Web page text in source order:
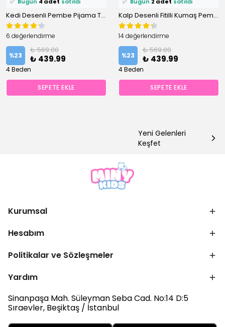
Kedi Desenli Pembe Pijama Takımı
6 değerlendirme
%23
₺ 569.00
₺ 439.99
4 Beden
SEPETE EKLE
Kalp Desenli Fitilli Kumaş Pembe Pijama Takımı
14 değerlendirme
%23
₺ 569.00
₺ 439.99
4 Beden
SEPETE EKLE
Yeni Gelenleri
Keşfet
Kurumsal
Hesabım
Politikalar ve Sözleşmeler
Yardım
Sinanpaşa Mah. Süleyman Seba Cad. No:14 D:5
Sıraevler, Beşiktaş / İstanbul